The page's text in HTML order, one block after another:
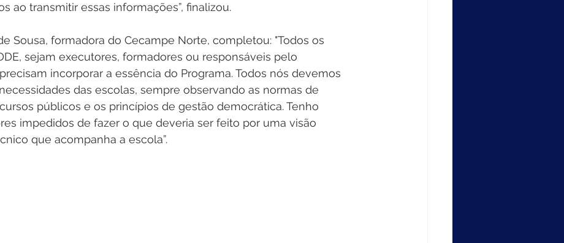
ao transmitir essas informações”, finalizou.
Sousa, formadora do Cecampe Norte, completou: "Todos os
sejam executores, formadores ou responsáveis pelo
incorporar a essência do Programa. Todos nós devemos
das escolas, sempre observando as normas de
públicos e os princípios de gestão democrática. Tenho
impedidos de fazer o que deveria ser feito por uma visão
que acompanha a escola”.